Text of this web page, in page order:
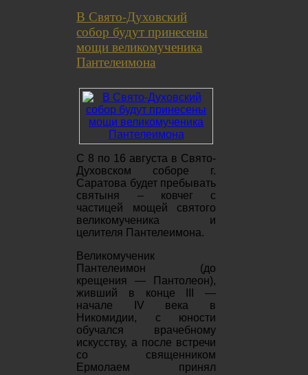
В Свято-Духовский
собор будут принесены
мощи великомученика
Пантелеимона
С 8 по 16 августа в Свято-
Духовском соборе г.
Саратова будет пребывать
святыня – ковчег с
частицей мощей святого
великомученика и
целителя Пантелеимона.
Великомученик
Пантелеимон (до
крещения — Пантолеон),
живший в конце III —
начале IV века в
Никомидии, с юности
обучался врачебному
искусству, а после встречи
со священником
Ермолаем принял